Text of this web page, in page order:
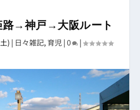
→神戸→大阪ルート
) | 日々雑記, 育児|0 |